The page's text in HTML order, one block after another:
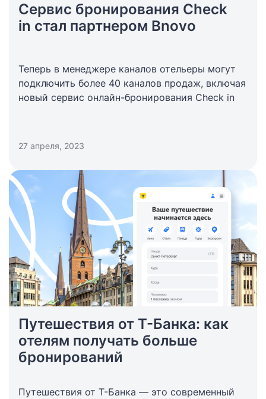
Сервис бронирования Check
in стал партнером Bnovo
Теперь в менеджере каналов отельеры могут
подключить более 40 каналов продаж, включая
новый сервис онлайн-бронирования Check in
27 апреля, 2023
Путешествия от Т-Банка: как
отелям получать больше
бронирований
Путешествия от Т-Банка — это современный